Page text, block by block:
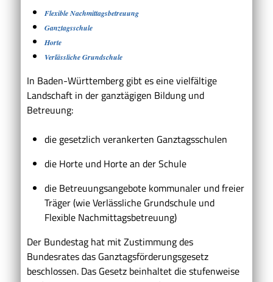
Flexible Nachmittagsbetreuung
Ganztagsschule
Horte
Verlässliche Grundschule
In Baden-Württemberg gibt es eine vielfältige
Landschaft in der ganztägigen Bildung und
Betreuung:
die gesetzlich verankerten Ganztagsschulen
die Horte und Horte an der Schule
die Betreuungsangebote kommunaler und freier
Träger (wie Verlässliche Grundschule und
Flexible Nachmittagsbetreuung)
Der Bundestag hat mit Zustimmung des
Bundesrates das Ganztagsförderungsgesetz
beschlossen. Das Gesetz beinhaltet die stufenweise